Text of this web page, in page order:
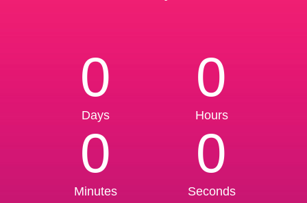
0
Days
0
Hours
0
Minutes
0
Seconds